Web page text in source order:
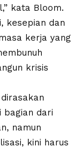
kata Bloom.
kesepian dan
kerja yang
krisis
bagian dari
namun
kini harus